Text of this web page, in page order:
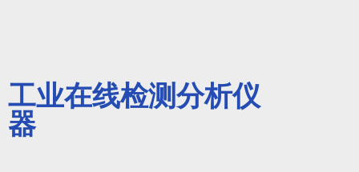
工业在线检测分析仪
器